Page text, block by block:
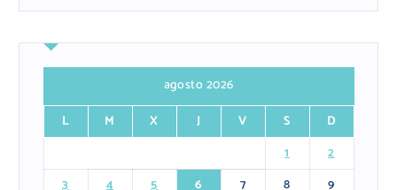
agosto 2026
L
M X J V S
D
1
2
3
4 5 6 7 8
9